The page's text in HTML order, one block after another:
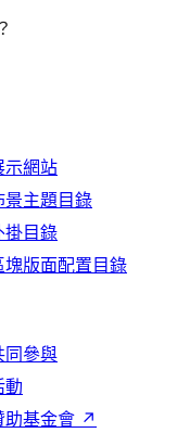
示網站
景主題目錄
掛目錄
塊版面配置目錄
同參與
動
助基金會 ↗